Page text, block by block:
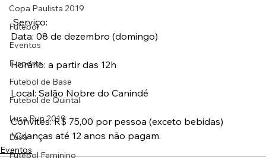
Copa Paulista 2019
Futebol
Eventos
E-sports
Futebol de Base
Futebol de Quintal
Lusa Run 2019
Lusa
Futebol Feminino
Serviço:
Data: 08 de dezembro (domingo)
Horário: a partir das 12h
Local: Salão Nobre do Canindé
Convites: R$ 75,00 por pessoa (exceto bebidas)
*Crianças até 12 anos não pagam.
Eventos